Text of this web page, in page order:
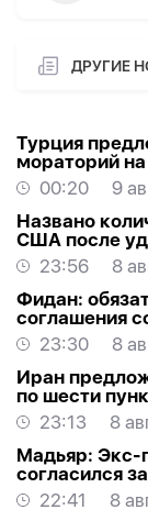
ДРУГИЕ
Турция
мораторий
00:20
9
Названо
США после
23:56
8
Фидан:
соглашения
23:30
8
Иран
по шести
23:13
8
Мадьяр: Экс-
согласился
22:41
8